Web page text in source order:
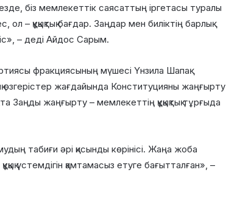
біз мемлекеттік саясаттың іргетасы туралы
ол – құқықтық бағдар. Заңдар мен биліктің барлық
– деді Айдос Сарым.
фракциясының мүшесі Үнзила Шапақ
жағдайында Конституцияны жаңғырту
Заңды жаңғырту – мемлекеттің құқықтық тұрғыда
табиғи әрі қисынды көрінісі. Жаңа жоба
үстемдігін қамтамасыз етуге бағытталған», –